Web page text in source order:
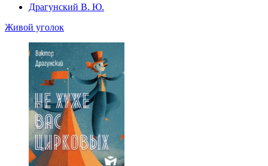
Драгунский В. Ю.
Живой уголок